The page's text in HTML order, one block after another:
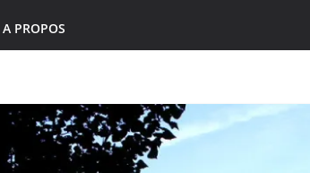
A PROPOS